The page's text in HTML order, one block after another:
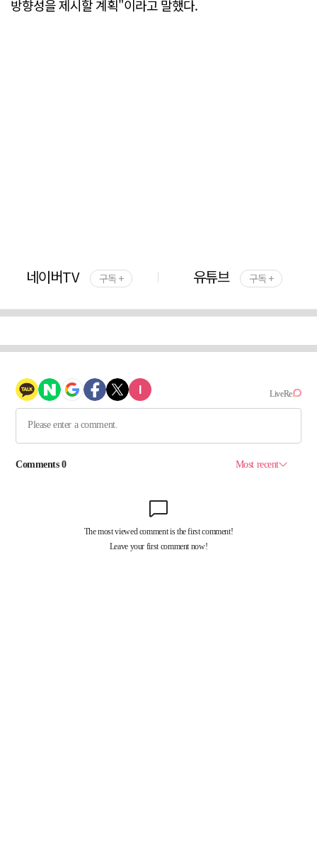
방향성을 제시할 계획"이라고 말했다.
네이버TV 구독 + 유튜브 구독 +